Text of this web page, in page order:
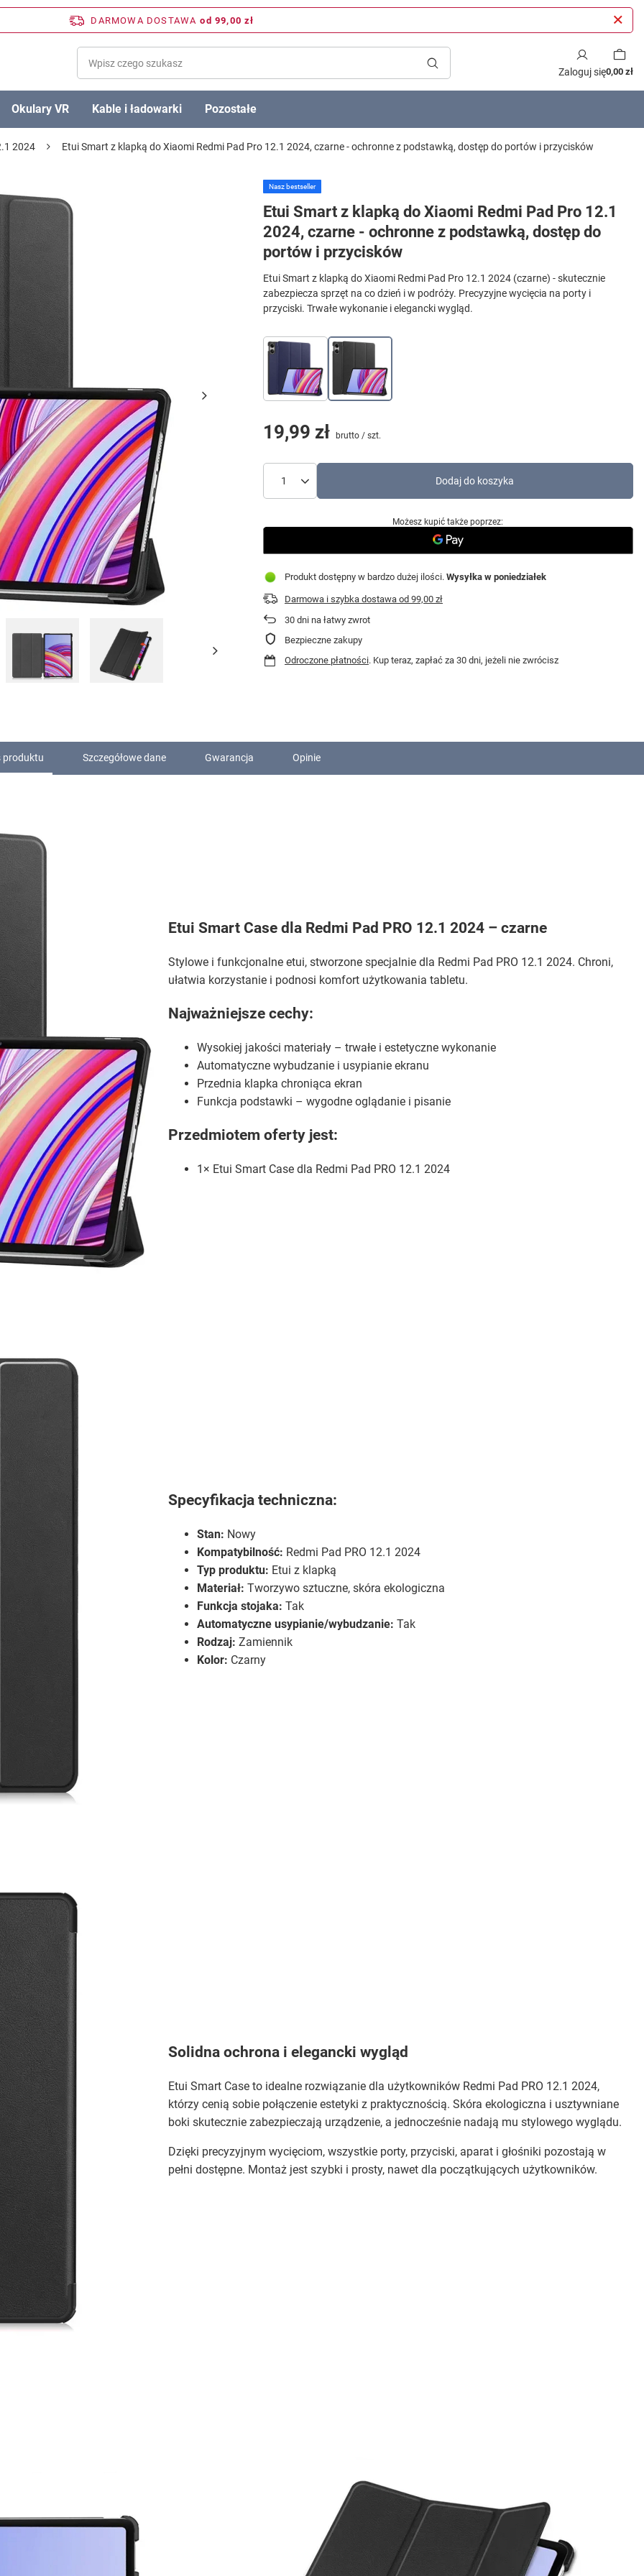
DARMOWA DOSTAWA od 99,00 zł
Zaloguj się0,00 zł
Okulary VR Kable i ładowarki Pozostałe
2024 Etui Smart z klapką do Xiaomi Redmi Pad Pro 12.1 2024, czarne - ochronne z podstawką, dostęp do portów i przycisków
Nasz bestseller
Etui Smart z klapką do Xiaomi Redmi Pad Pro 12.1
2024, czarne - ochronne z podstawką, dostęp do
portów i przycisków
Etui Smart z klapką do Xiaomi Redmi Pad Pro 12.1 2024 (czarne) - skutecznie
zabezpiecza sprzęt na co dzień i w podróży. Precyzyjne wycięcia na porty i
przyciski. Trwałe wykonanie i elegancki wygląd.
19,99 zł brutto/ szt.
Dodaj do koszyka
Możesz kupić także poprzez:
Produkt dostępny w bardzo dużej ilości Wysyłka w poniedziałek
Darmowa i szybka dostawaod 99,00 zł
30dni na łatwy zwrot
Bezpieczne zakupy
Odroczone płatności. Kup teraz, zapłać za 30 dni, jeżeli nie zwrócisz
produktu Szczegółowe dane Gwarancja Opinie
Etui Smart Case dla Redmi Pad PRO 12.1 2024 – czarne
Stylowe i funkcjonalne etui, stworzone specjalnie dla Redmi Pad PRO 12.1 2024. Chroni,
ułatwia korzystanie i podnosi komfort użytkowania tabletu.
Najważniejsze cechy:
Wysokiej jakości materiały – trwałe i estetyczne wykonanie
Automatyczne wybudzanie i usypianie ekranu
Przednia klapka chroniąca ekran
Funkcja podstawki – wygodne oglądanie i pisanie
Przedmiotem oferty jest:
1× Etui Smart Case dla Redmi Pad PRO 12.1 2024
Specyfikacja techniczna:
Stan: Nowy
Kompatybilność: Redmi Pad PRO 12.1 2024
Typ produktu: Etui z klapką
Materiał: Tworzywo sztuczne, skóra ekologiczna
Funkcja stojaka: Tak
Automatyczne usypianie/wybudzanie: Tak
Rodzaj: Zamiennik
Kolor: Czarny
Solidna ochrona i elegancki wygląd
Etui Smart Case to idealne rozwiązanie dla użytkowników Redmi Pad PRO 12.1 2024,
którzy cenią sobie połączenie estetyki z praktycznością. Skóra ekologiczna i usztywniane
boki skutecznie zabezpieczają urządzenie, a jednocześnie nadają mu stylowego wyglądu.
Dzięki precyzyjnym wycięciom, wszystkie porty, przyciski, aparat i głośniki pozostają w
pełni dostępne. Montaż jest szybki i prosty, nawet dla początkujących użytkowników.